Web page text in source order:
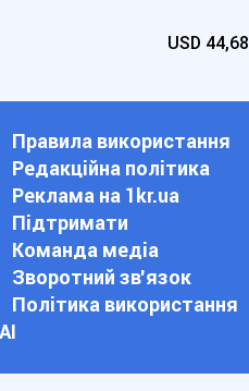
USD 44,68
Правила використання
Редакційна політика
Реклама на 1kr.ua
Підтримати
Команда медіа
Зворотний зв'язок
Політика використання
АІ